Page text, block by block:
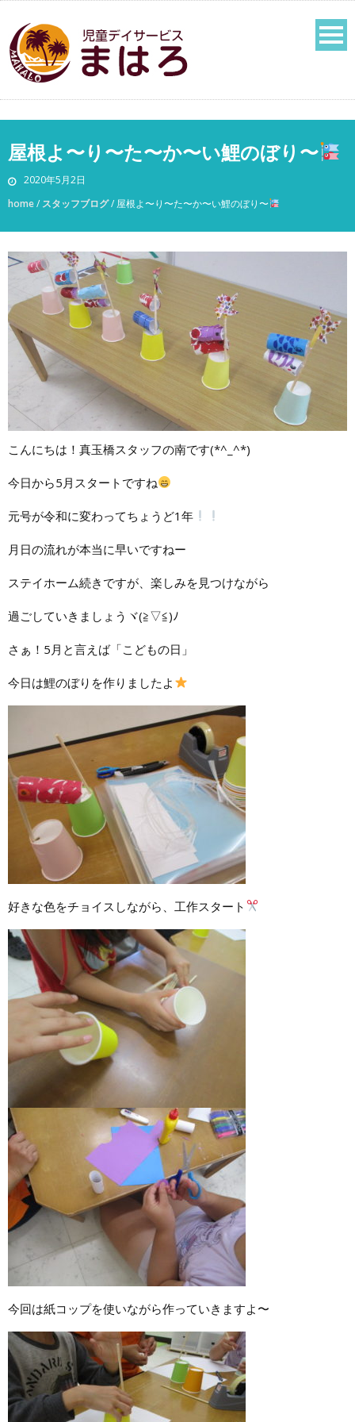
屋根よ〜り〜た〜か〜い鯉のぼり〜
2020年5月2日
home/ スタッフブログ/ 屋根よ〜り〜た〜か〜い鯉のぼり〜
こんにちは！真玉橋スタッフの南です(*^_^*)
今日から5月スタートですね
元号が令和に変わってちょうど1年
月日の流れが本当に早いですねー
ステイホーム続きですが、楽しみを見つけながら
過ごしていきましょうヾ(≧▽≦)ﾉ
さぁ！5月と言えば「こどもの日」
今日は鯉のぼりを作りましたよ
好きな色をチョイスしながら、工作スタート
今回は紙コップを使いながら作っていきますよ〜